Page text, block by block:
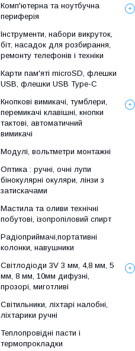
Комп'ютерна та ноутбучна
периферія
Інструменти, набори викруток,
біт, насадок для розбирання,
ремонту телефонів і техніки
Карти пам'яті microSD, флешки
USB, флешки USB Type-C
Кнопкові вимикачі, тумблери,
перемикачі клавішні, кнопки
тактові, автоматичний
вимикачі
Модулі, вольтметри монтажні
Оптика : ручні, очні лупи
бінокулярні окуляри, лінзи з
затискачами
Мастила та оливи технічні
побутові, ізопропіловий спирт
Радіоприймачі,портативні
колонки, навушники
Світлодіоди 3V 3 мм, 4,8 мм, 5
мм, 8 мм, 10мм дифузні,
прозорі, миготливі
Світильники, ліхтарі налобні,
ліхтарики ручні
Теплопровідні пасти і
термопрокладки